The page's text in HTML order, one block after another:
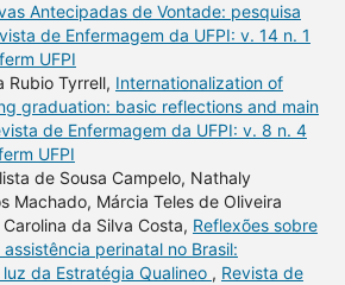
Antecipadas de Vontade: pesquisa
de Enfermagem da UFPI: v. 14 n. 1
UFPI
Rubio Tyrrell, Internationalization of
graduation: basic reflections and main
de Enfermagem da UFPI: v. 8 n. 4
UFPI
de Sousa Campelo, Nathaly
Machado, Márcia Teles de Oliveira
da Silva Costa, Reflexões sobre
perinatal no Brasil:
da Estratégia Qualineo , Revista de